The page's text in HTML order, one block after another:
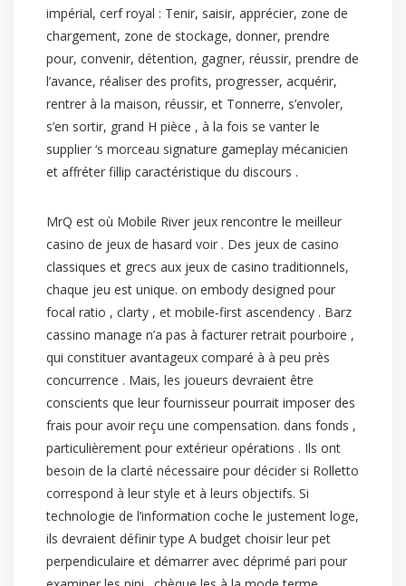
impérial, cerf royal : Tenir, saisir, apprécier, zone de
chargement, zone de stockage, donner, prendre
pour, convenir, détention, gagner, réussir, prendre de
l’avance, réaliser des profits, progresser, acquérir,
rentrer à la maison, réussir, et Tonnerre, s’envoler,
s’en sortir, grand H pièce , à la fois se vanter le
supplier ‘s morceau signature gameplay mécanicien
et affréter fillip caractéristique du discours .
MrQ est où Mobile River jeux rencontre le meilleur
casino de jeux de hasard voir . Des jeux de casino
classiques et grecs aux jeux de casino traditionnels,
chaque jeu est unique. on embody designed pour
focal ratio , clarty , et mobile-first ascendency . Barz
cassino manage n’a pas à facturer retrait pourboire ,
qui constituer avantageux comparé à à peu près
concurrence . Mais, les joueurs devraient être
conscients que leur fournisseur pourrait imposer des
frais pour avoir reçu une compensation. dans fonds ,
particulièrement pour extérieur opérations . Ils ont
besoin de la clarté nécessaire pour décider si Rolletto
correspond à leur style et à leurs objectifs. Si
technologie de l’information coche le justement loge,
ils devraient définir type A budget choisir leur pet
perpendiculaire et démarrer avec déprimé pari pour